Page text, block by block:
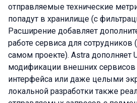
отправляемые технические
попадут в хранилище (с
Расширение добавляет
работе сервиса для сотрудников
самом проекте). Astra дополняет
модификации внешних
интерфейса или даже целыми
локальной разработки также